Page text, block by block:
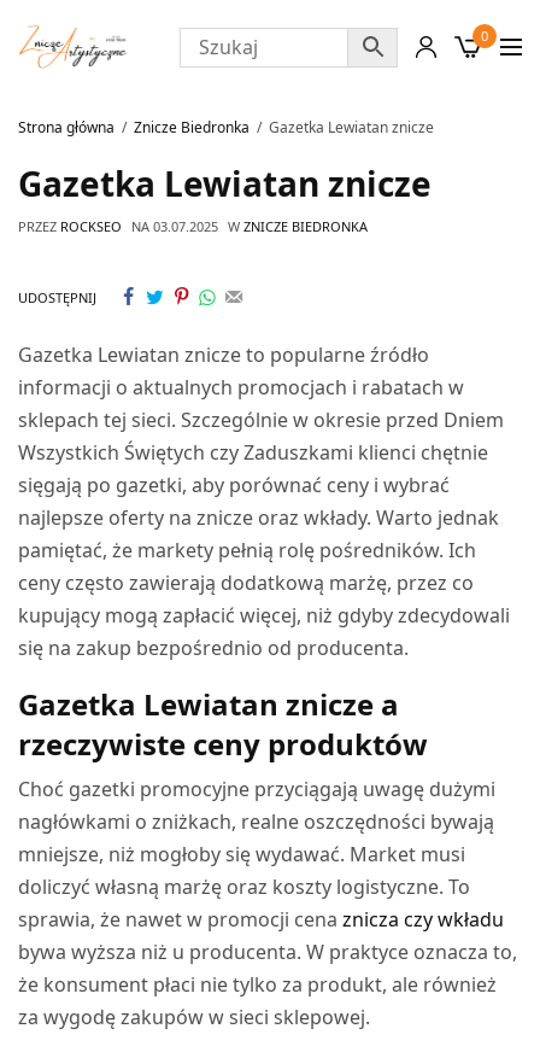
0
Strona główna Znicze Biedronka Gazetka Lewiatan znicze
Gazetka Lewiatan znicze
PRZEZ ROCKSEO NA 03.07.2025 W ZNICZE BIEDRONKA
UDOSTĘPNIJ
Gazetka Lewiatan znicze to popularne źródło
informacji o aktualnych promocjach i rabatach w
sklepach tej sieci. Szczególnie w okresie przed Dniem
Wszystkich Świętych czy Zaduszkami klienci chętnie
sięgają po gazetki, aby porównać ceny i wybrać
najlepsze oferty na znicze oraz wkłady. Warto jednak
pamiętać, że markety pełnią rolę pośredników. Ich
ceny często zawierają dodatkową marżę, przez co
kupujący mogą zapłacić więcej, niż gdyby zdecydowali
się na zakup bezpośrednio od producenta.
Gazetka Lewiatan znicze a
rzeczywiste ceny produktów
Choć gazetki promocyjne przyciągają uwagę dużymi
nagłówkami o zniżkach, realne oszczędności bywają
mniejsze, niż mogłoby się wydawać. Market musi
doliczyć własną marżę oraz koszty logistyczne. To
sprawia, że nawet w promocji cenaznicza czy wkładu
bywa wyższa niż u producenta. W praktyce oznacza to,
że konsument płaci nie tylko za produkt, ale również
za wygodę zakupów w sieci sklepowej.